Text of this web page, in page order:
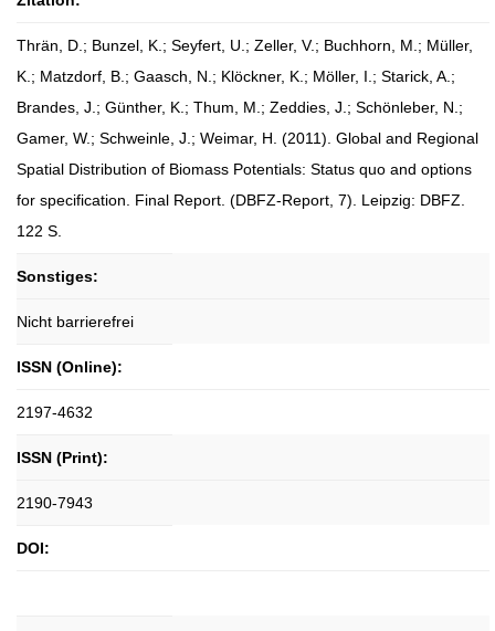
Thrän, D.; Bunzel, K.; Seyfert, U.; Zeller, V.; Buchhorn, M.; Müller,
K.; Matzdorf, B.; Gaasch, N.; Klöckner, K.; Möller, I.; Starick, A.;
Brandes, J.; Günther, K.; Thum, M.; Zeddies, J.; Schönleber, N.;
Gamer, W.; Schweinle, J.; Weimar, H. (2011). Global and Regional
Spatial Distribution of Biomass Potentials: Status quo and options
for specification. Final Report. (DBFZ-Report, 7). Leipzig: DBFZ.
122 S.
Sonstiges:
Nicht barrierefrei
ISSN (Online):
2197-4632
ISSN (Print):
2190-7943
DOI: